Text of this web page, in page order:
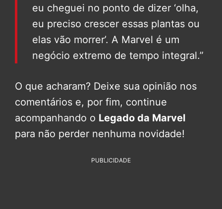
eu cheguei no ponto de dizer ‘olha,
eu preciso crescer essas plantas ou
elas vão morrer’. A Marvel é um
negócio extremo de tempo integral.”
O que acharam? Deixe sua opinião nos
comentários e, por fim, continue
acompanhando o Legado da Marvel
para não perder nenhuma novidade!
PUBLICIDADE